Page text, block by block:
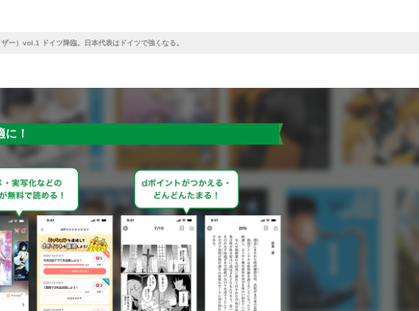
ー）vol.1 ドイツ降臨。日本代表はドイツで強くなる。
！